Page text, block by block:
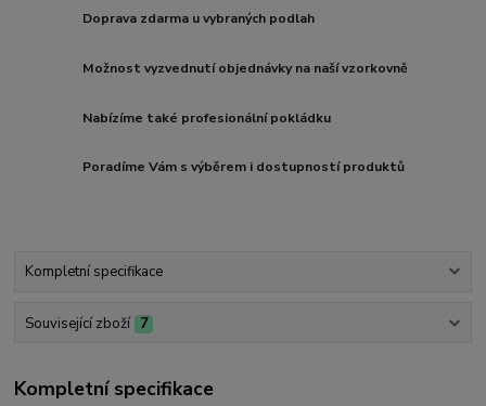
Doprava zdarma u vybraných podlah
Možnost vyzvednutí objednávky na naší vzorkovně
Nabízíme také profesionální pokládku
Poradíme Vám s výběrem i dostupností produktů
Kompletní specifikace
Související zboží 7
Kompletní specifikace